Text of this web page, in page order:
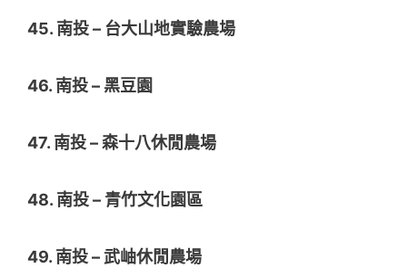
45. 南投 – 台大山地實驗農場
46. 南投 – 黑豆園
47. 南投 – 森十八休閒農場
48. 南投 – 青竹文化園區
49. 南投 – 武岫休閒農場